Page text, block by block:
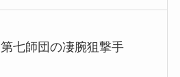
第七師団の凄腕狙撃手